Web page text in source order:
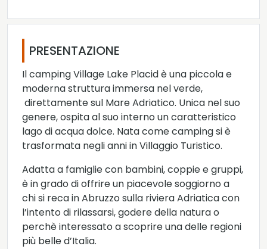
PRESENTAZIONE
Il camping Village Lake Placid è una piccola e
moderna struttura immersa nel verde,
direttamente sul Mare Adriatico. Unica nel suo
genere, ospita al suo interno un caratteristico
lago di acqua dolce. Nata come camping si è
trasformata negli anni in Villaggio Turistico.
Adatta a famiglie con bambini, coppie e gruppi,
è in grado di offrire un piacevole soggiorno a
chi si reca in Abruzzo sulla riviera Adriatica con
l’intento di rilassarsi, godere della natura o
perchè interessato a scoprire una delle regioni
più belle d’Italia.